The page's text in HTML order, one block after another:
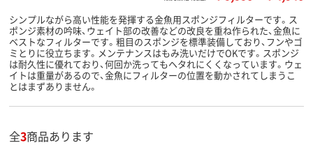
シンプルながら高い性能を発揮する金魚用スポンジフィルターです。ス
ポンジ素材の吟味、ウェイト部の改善などの改良を重ね作られた、金魚に
ベストなフィルターです。粗目のスポンジを標準装備しており、フンやゴ
ミとりに役立ちます。メンテナンスはもみ洗いだけでOKです。スポンジ
は耐久性に優れており、何回か洗ってもヘタれにくくなっています。ウェ
イトは重量があるので、金魚にフィルターの位置を動かされてしまうこ
とはまずありません。
全3商品あります